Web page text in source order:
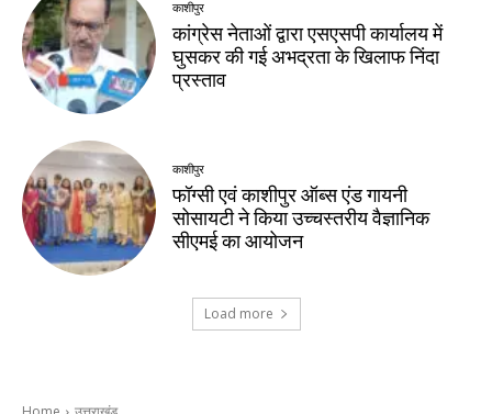
काशीपुर
कांग्रेस नेताओं द्वारा एसएसपी कार्यालय में
घुसकर की गई अभद्रता के खिलाफ निंदा
प्रस्ताव
काशीपुर
फॉग्सी एवं काशीपुर ऑब्स एंड गायनी
सोसायटी ने किया उच्चस्तरीय वैज्ञानिक
सीएमई का आयोजन
Load more